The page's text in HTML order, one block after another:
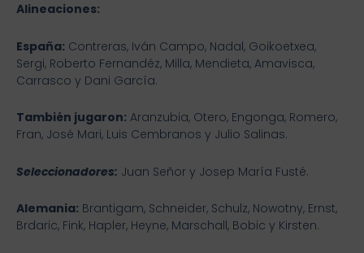
Alineaciones:
España: Contreras, Iván Campo, Nadal, Goikoetxea,
Sergi, Roberto Fernandéz, Milla, Mendieta, Amavisca,
Carrasco y Dani García.
También jugaron: Aranzubia, Otero, Engonga, Romero,
Fran, José Mari, Luis Cembranos y Julio Salinas.
Seleccionadores: Juan Señor y Josep María Fusté.
Alemania: Brantigam, Schneider, Schulz, Nowotny, Ernst,
Brdaric, Fink, Hapler, Heyne, Marschall, Bobic y Kirsten.